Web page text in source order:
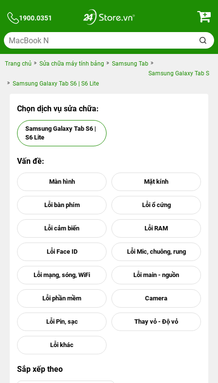
1900.0351
Trang chủ Sửa chữa máy tính bảng
Samsung Tab
Samsung Galaxy Tab S
Samsung Galaxy Tab S6 | S6 Lite
Chọn dịch vụ sửa chữa:
Samsung Galaxy Tab S6 |
S6 Lite
Vấn đề:
Sắp xếp theo